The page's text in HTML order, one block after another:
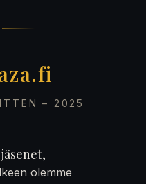
– 2025
olemme